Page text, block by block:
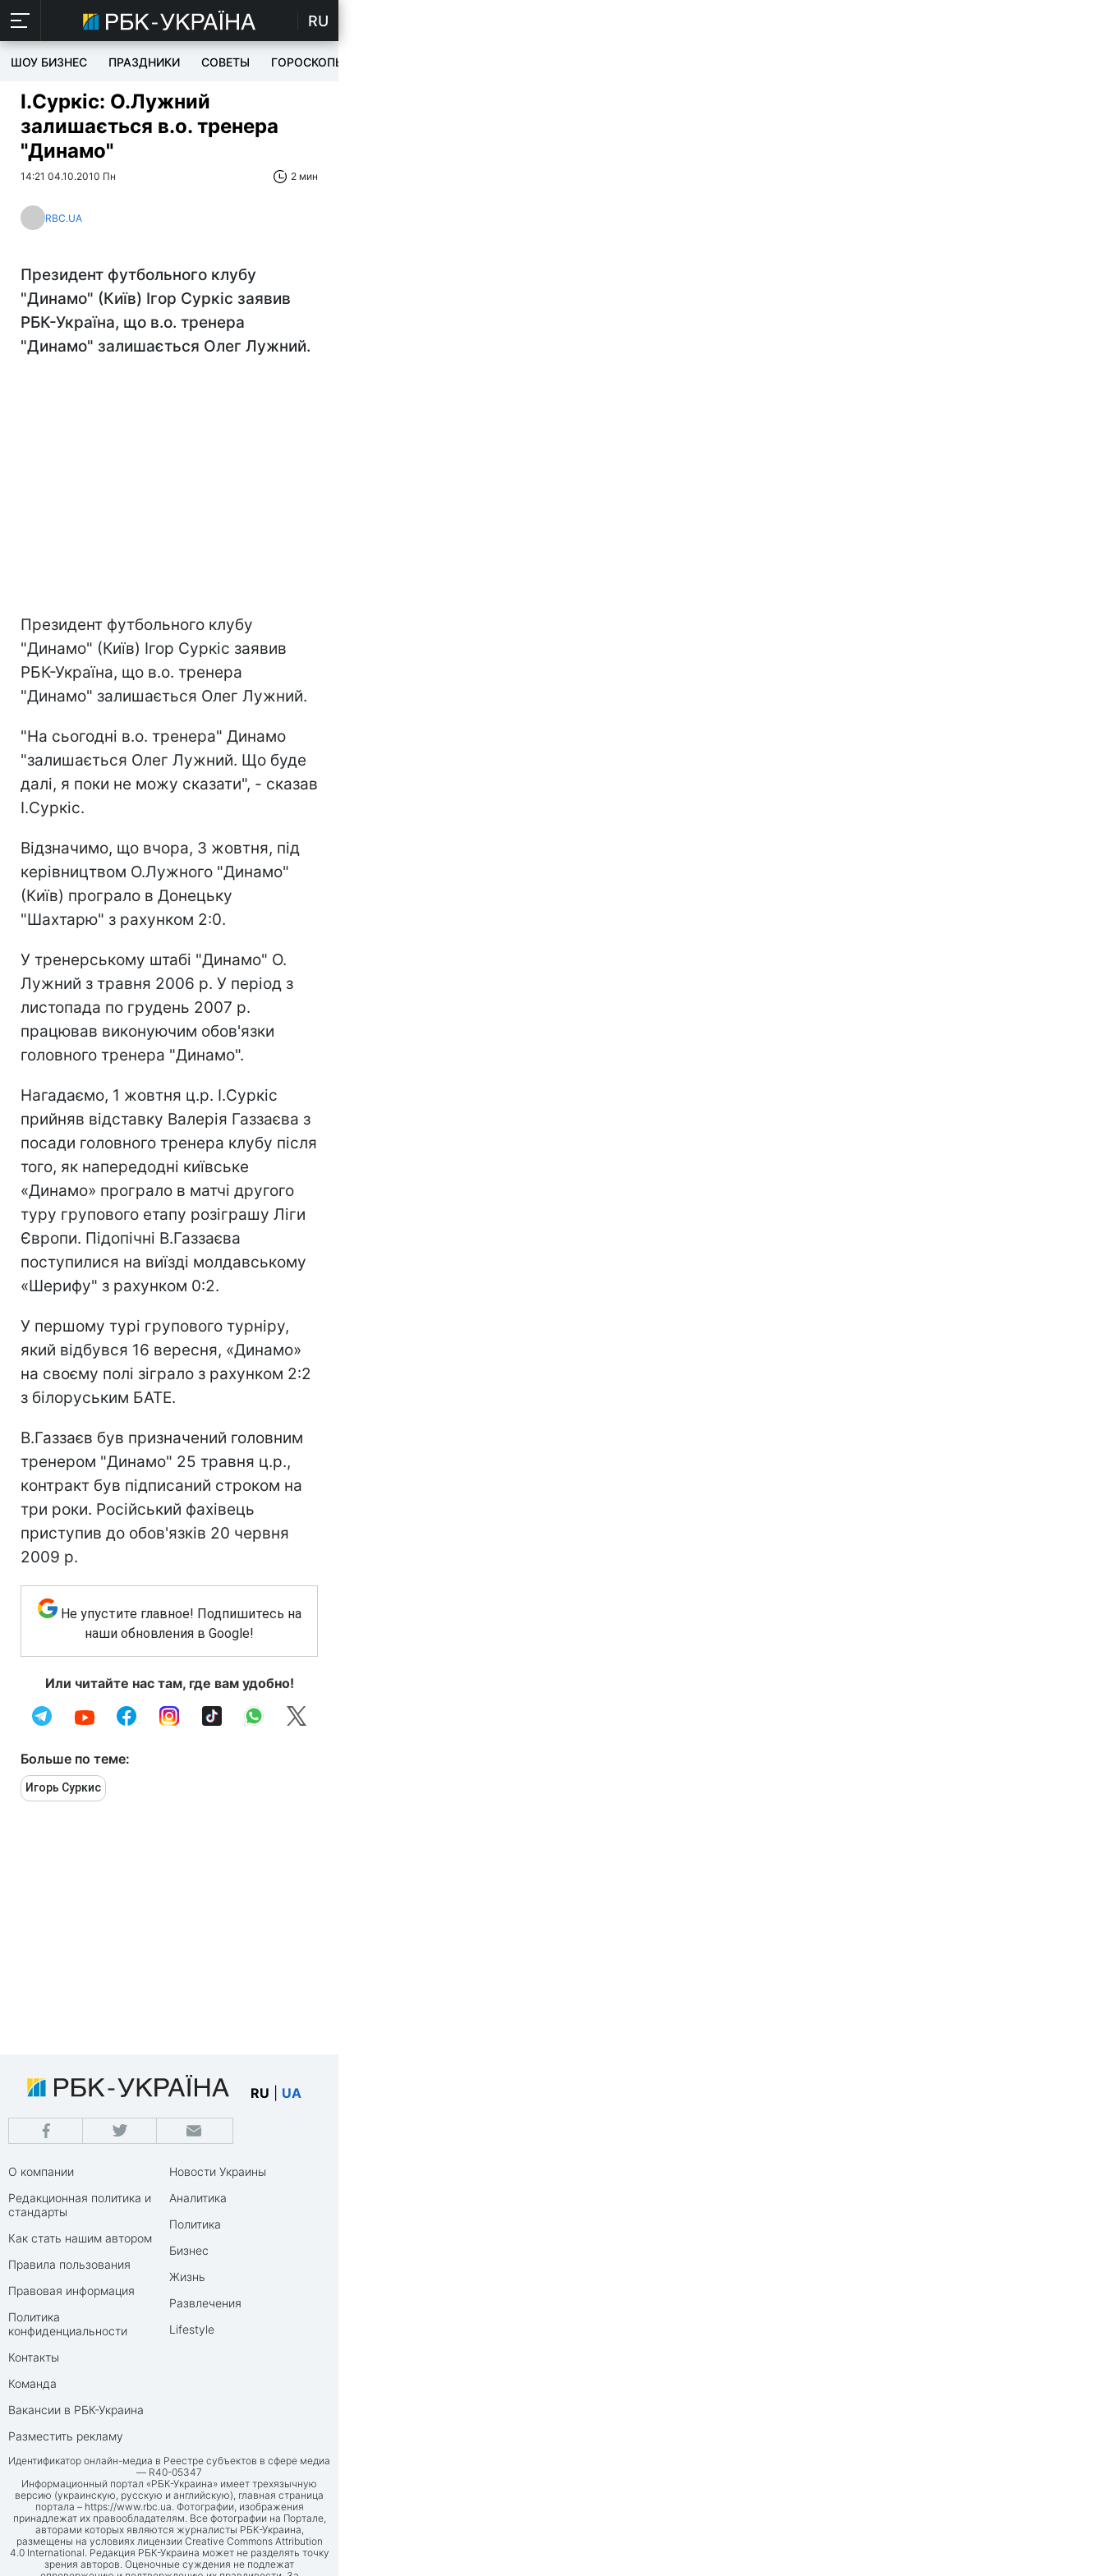
RU
ШОУ БИЗНЕС ПРАЗДНИКИ СОВЕТЫ ГОРОСКОПЫ
І.Суркіс: О.Лужний
залишається в.о. тренера
"Динамо"
14:21 04.10.2010 Пн 2 мин
RBC.UA
Президент футбольного клубу
"Динамо" (Київ) Ігор Суркіс заявив
РБК-Україна, що в.о. тренера
"Динамо" залишається Олег Лужний.
Президент футбольного клубу
"Динамо" (Київ) Ігор Суркіс заявив
РБК-Україна, що в.о. тренера
"Динамо" залишається Олег Лужний.
"На сьогодні в.о. тренера" Динамо
"залишається Олег Лужний. Що буде
далі, я поки не можу сказати", - сказав
І.Суркіс.
Відзначимо, що вчора, 3 жовтня, під
керівництвом О.Лужного "Динамо"
(Київ) програло в Донецьку
"Шахтарю" з рахунком 2:0.
У тренерському штабі "Динамо" О.
Лужний з травня 2006 р. У період з
листопада по грудень 2007 р.
працював виконуючим обов'язки
головного тренера "Динамо".
Нагадаємо, 1 жовтня ц.р. І.Суркіс
прийняв відставку Валерія Газзаєва з
посади головного тренера клубу після
того, як напередодні київське
«Динамо» програло в матчі другого
туру групового етапу розіграшу Ліги
Європи. Підопічні В.Газзаєва
поступилися на виїзді молдавському
«Шерифу" з рахунком 0:2.
У першому турі групового турніру,
який відбувся 16 вересня, «Динамо»
на своєму полі зіграло з рахунком 2:2
з білоруським БАТЕ.
В.Газзаєв був призначений головним
тренером "Динамо" 25 травня ц.р.,
контракт був підписаний строком на
три роки. Російський фахівець
приступив до обов'язків 20 червня
2009 р.
Не упустите главное! Подпишитесь на
наши обновления в Google!
Или читайте нас там, где вам удобно!
Больше по теме:
Игорь Суркис
RU UA
О компании
Редакционная политика и
стандарты
Как стать нашим автором
Правила пользования
Правовая информация
Политика
конфиденциальности
Контакты
Команда
Вакансии в РБК-Украина
Разместить рекламу
Новости Украины
Аналитика
Политика
Бизнес
Жизнь
Развлечения
Lifestyle
Идентификатор онлайн-медиа в Реестре субъектов в сфере медиа
— R40-05347
Информационный портал «РБК-Украина» имеет трехязычную
версию (украинскую, русскую и английскую), главная страница
портала – https://www.rbc.ua. Фотографии, изображения
принадлежат их правообладателям. Все фотографии на Портале,
авторами которых являются журналисты РБК-Украина,
размещены на условиях лицензии Creative Commons Attribution
4.0 International. Редакция РБК-Украина может не разделять точку
зрения авторов. Оценочные суждения не подлежат